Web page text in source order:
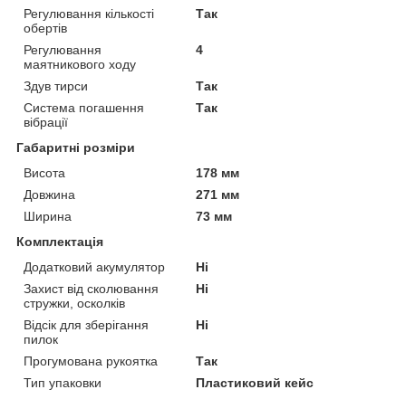
Регулювання кількості
обертів
Так
Регулювання
маятникового ходу
4
Здув тирси
Так
Система погашення
вібрації
Так
Габаритні розміри
Висота
178 мм
Довжина
271 мм
Ширина
73 мм
Комплектація
Додатковий акумулятор
Ні
Захист від сколювання
стружки, осколків
Ні
Відсік для зберігання
пилок
Ні
Прогумована рукоятка
Так
Тип упаковки
Пластиковий кейс